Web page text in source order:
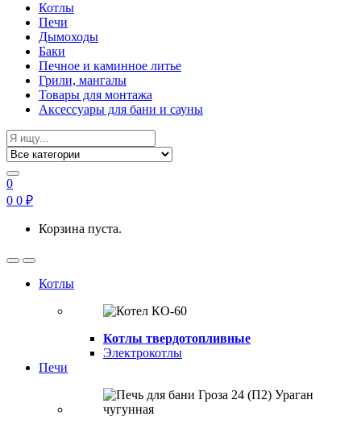
Котлы
Печи
Дымоходы
Баки
Печное и каминное литье
Грили, мангалы
Товары для монтажа
Аксессуары для бани и сауны
Search
for:
0
0 0 ₽
Корзина пуста.
OpenClose
Котлы
Котлы твердотопливные
Электрокотлы
Печи